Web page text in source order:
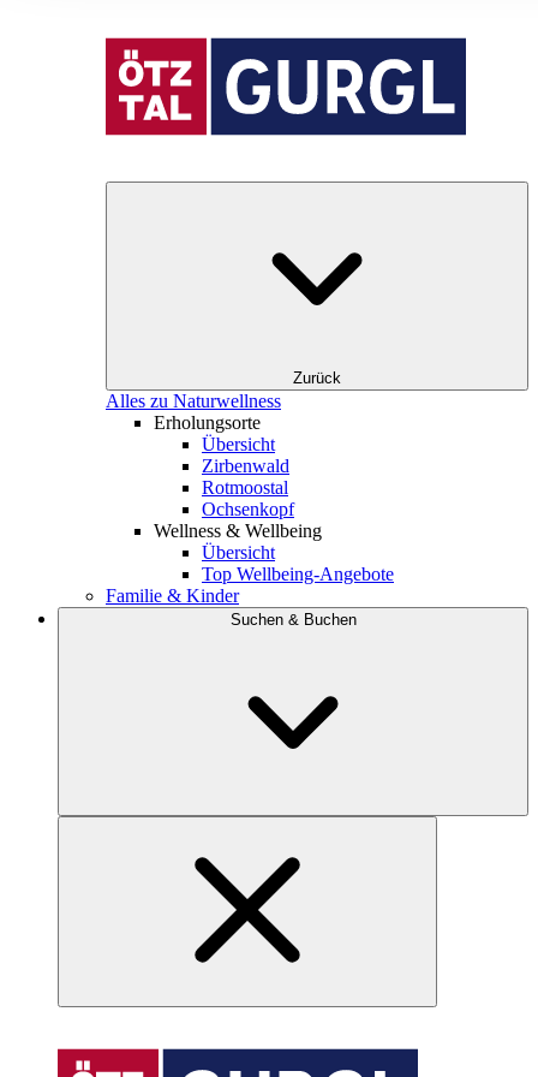
Zurück
Alles zu Naturwellness
Erholungsorte
Übersicht
Zirbenwald
Rotmoostal
Ochsenkopf
Wellness & Wellbeing
Übersicht
Top Wellbeing-Angebote
Familie & Kinder
Suchen & Buchen